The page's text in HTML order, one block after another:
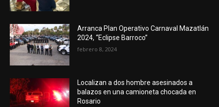
Arranca Plan Operativo Carnaval Mazatlán
2024, “Eclipse Barroco”
febrero 8, 2024
Localizan a dos hombre asesinados a
balazos en una camioneta chocada en
Rosario